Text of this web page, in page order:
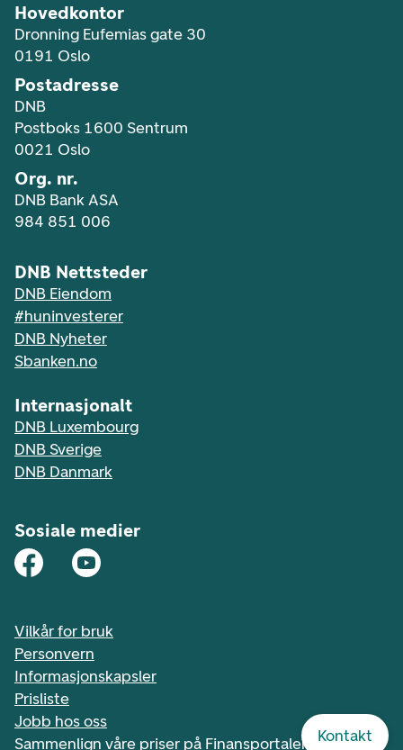
Kontakt
Hovedkontor
Dronning Eufemias gate 30
0191 Oslo
Postadresse
DNB
Postboks 1600 Sentrum
0021 Oslo
Org. nr.
DNB Bank ASA
984 851 006
DNB Nettsteder
DNB Eiendom
#huninvesterer
DNB Nyheter
Sbanken.no
Internasjonalt
DNB Luxembourg
DNB Sverige
DNB Danmark
Sosiale medier
Vilkår for bruk
Personvern
Informasjonskapsler
Prisliste
Jobb hos oss
Sammenlign våre priser på Finansportalen.no